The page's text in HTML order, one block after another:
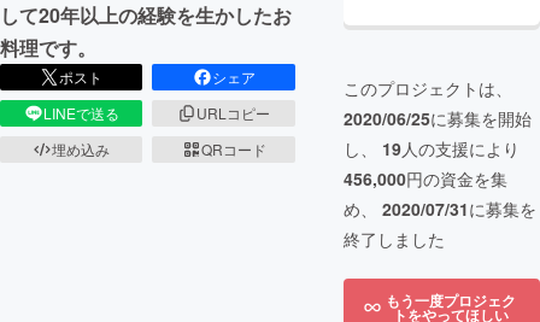
して20年以上の経験を生かしたお
料理です。
ポスト
シェア
LINEで送る
URLコピー
埋め込み
QRコード
このプロジェクトは、
2020/06/25に募集を開始
し、 19人の支援により
456,000円の資金を集
め、 2020/07/31に募集を
終了しました
もう一度プロジェク
トをやってほしい